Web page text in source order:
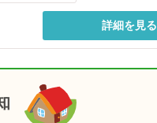
詳細を見る